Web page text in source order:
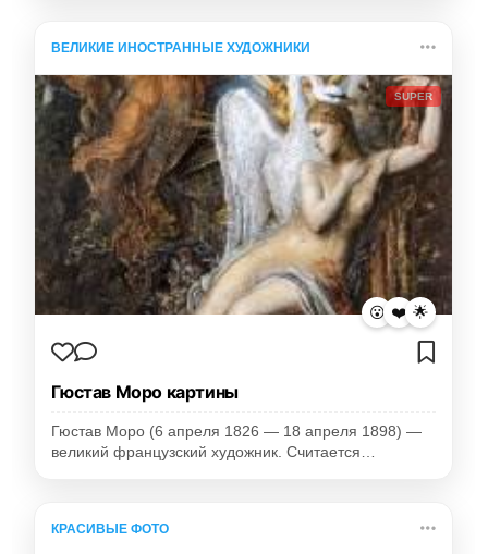
ВЕЛИКИЕ ИНОСТРАННЫЕ ХУДОЖНИКИ
SUPER
😮 ❤️ 🌟
Гюстав Моро картины
Гюстав Моро (6 апреля 1826 — 18 апреля 1898) —
великий французский художник. Считается…
КРАСИВЫЕ ФОТО